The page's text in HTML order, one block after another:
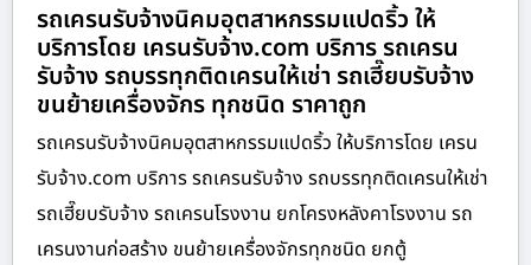
รถเครนรับจ้างนิคมอุตสาหกรรมแปดริ้ว ให้
บริการโดย เครนรับจ้าง.com บริการ รถเครน
รับจ้าง รถบรรทุกติดเครนให้เช่า รถเฮี๊ยบรับจ้าง
ขนย้ายเครื่องจักร ทุกชนิด ราคาถูก
รถเครนรับจ้างนิคมอุตสาหกรรมแปดริ้ว ให้บริการโดย เครน
รับจ้าง.com บริการ รถเครนรับจ้าง รถบรรทุกติดเครนให้เช่า
รถเฮี๊ยบรับจ้าง รถเครนโรงงาน ยกโครงหลังคาโรงงาน รถ
เครนงานก่อสร้าง ขนย้ายเครื่องจักรทุกชนิด ยกตู้